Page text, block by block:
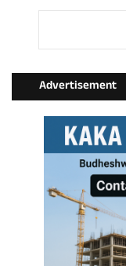
Advertisement